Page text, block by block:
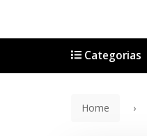
Categorias
Home